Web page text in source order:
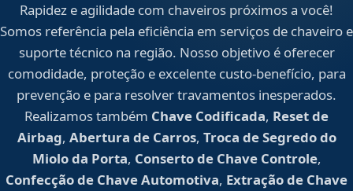
Rapidez e agilidade com chaveiros próximos a você!
Somos referência pela eficiência em serviços de chaveiro e
suporte técnico na região. Nosso objetivo é oferecer
comodidade, proteção e excelente custo-benefício, para
prevenção e para resolver travamentos inesperados.
Realizamos também Chave Codificada, Reset de
Airbag, Abertura de Carros, Troca de Segredo do
Miolo da Porta, Conserto de Chave Controle,
Confecção de Chave Automotiva, Extração de Chave